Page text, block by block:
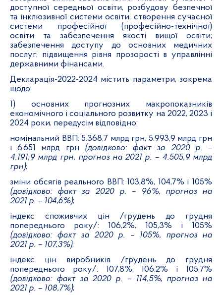
доступної середньої освіти, розбудову безпечної
та інклюзивної системи освіти, створення сучасної
системи професійної (професійно-технічної)
освіти та забезпечення якості вищої освіти;
забезпечення доступу до основних медичних
послуг; підвищення рівня прозорості в управлінні
державними фінансами.
Декларація-2022-2024 містить параметри, зокрема
щодо:
1) основних прогнозних макропоказників
економічного і соціального розвитку на 2022, 2023 і
2024 роки, передусім відповідно:
номінальний ВВП: 5.368,7 млрд грн, 5.993,9 млрд грн
і 6.651 млрд грн (довідково: факт за 2020 р. –
4.191,9 млрд грн, прогноз на 2021 р. – 4.505,9 млрд
грн);
зміни обсягів реального ВВП: 103,8%, 104,7% і 105%
(довідково: факт за 2020 р. – 96%, прогноз на
2021 р. – 104,6%);
індекс споживчих цін /грудень до грудня
попереднього року/: 106,2%, 105,3% і 105%
(довідково: факт за 2020 р. – 105%, прогноз на
2021 р. – 107,3%);
індекс цін виробників /грудень до грудня
попереднього року/: 107,8%, 106,2% і 105,7%
(довідково: факт за 2020 р. – 114,5%, прогноз на
2021 р. – 108,7%);